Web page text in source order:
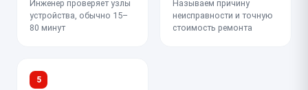
Инженер проверяет узлы
устройства, обычно 15–
80 минут
Называем причину
неисправности и точную
стоимость ремонта
5